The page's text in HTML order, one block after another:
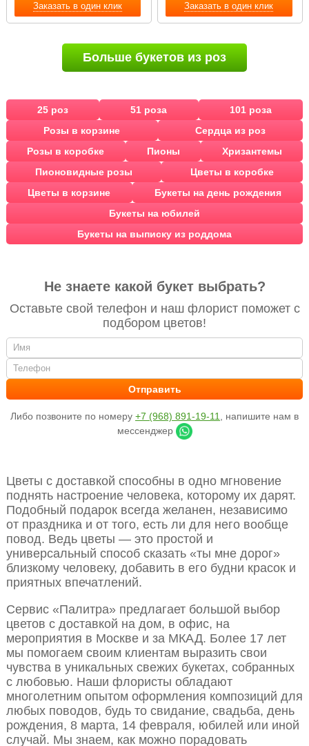
Заказать в один клик Заказать в один клик
Больше букетов из роз
25 роз 51 роза
101 роза
Розы в корзине
Сердца из роз
Розы в коробке
Пионы
Хризантемы
Пионовидные розы
Цветы в коробке
Цветы в корзине
Букеты на день рождения
Букеты на юбилей
Букеты на выписку из роддома
Не знаете какой букет выбрать?
Оставьте свой телефон и наш флорист поможет с
подбором цветов!
Либо позвоните по номеру +7 (968) 891-19-11
, напишите нам в
мессенджер
Цветы с доставкой способны в одно мгновение
поднять настроение человека, которому их дарят.
Подобный подарок всегда желанен, независимо
от праздника и от того, есть ли для него вообще
повод. Ведь цветы — это простой и
универсальный способ сказать «ты мне дорог»
близкому человеку, добавить в его будни красок и
приятных впечатлений.
Сервис «Палитра» предлагает большой выбор
цветов с доставкой на дом, в офис, на
мероприятия в Москве и за МКАД. Более 17 лет
мы помогаем своим клиентам выразить свои
чувства в уникальных свежих букетах, собранных
с любовью. Наши флористы обладают
многолетним опытом оформления композиций для
любых поводов, будь то свидание, свадьба, день
рождения, 8 марта, 14 февраля, юбилей или иной
случай. Мы знаем, как можно порадовать